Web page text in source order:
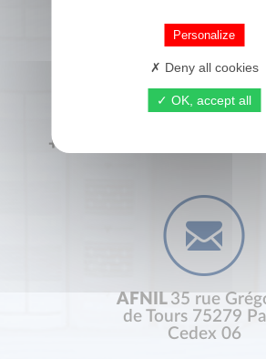
+33 (0) 1 44 41 29 19
AFNIL 35 rue
de Tours 75279
Cedex 06
Personalize
Deny all cookies
OK, accept all